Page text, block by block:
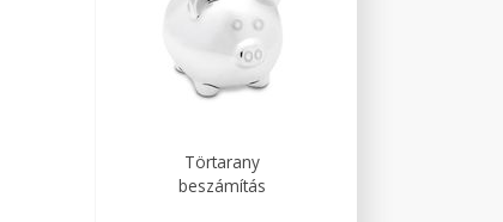
Törtarany
beszámítás